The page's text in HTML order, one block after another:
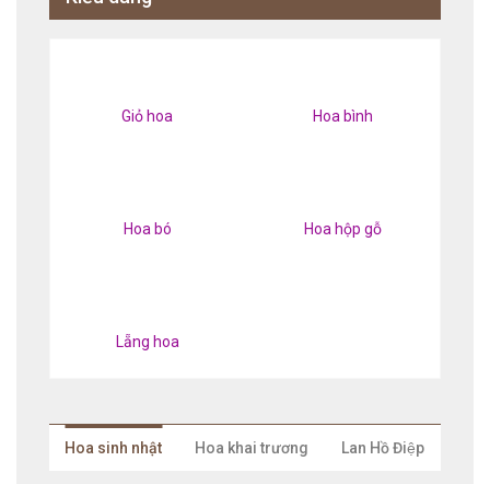
Giỏ hoa Hoa bình
Hoa bó Hoa hộp gỗ
Lẵng hoa
Hoa sinh nhật Hoa khai trương Lan Hồ Điệp